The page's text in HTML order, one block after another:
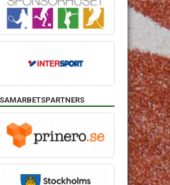
SAMARBETSPARTNERS